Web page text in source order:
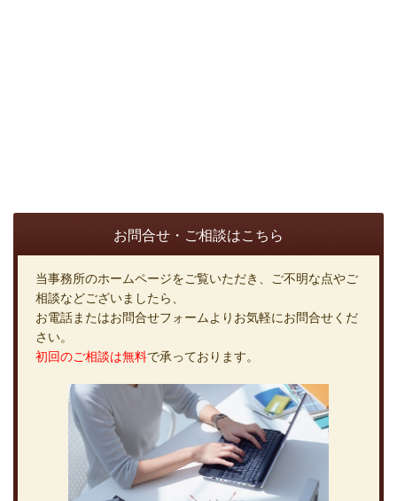
お問合せ・ご相談はこちら
当事務所のホームページをご覧いただき、ご不明な点やご
相談などございましたら、
お電話またはお問合せフォームよりお気軽にお問合せくだ
さい。
初回のご相談は無料で承っております。